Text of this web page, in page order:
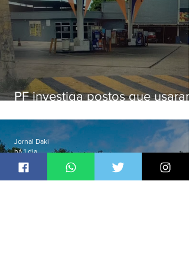
PF investiga postos que usaram
secretário morto em 2020
Jornal Daki
há 1 dia